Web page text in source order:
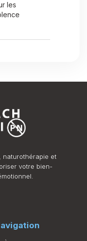
les
naturothérapie et
votre bien-